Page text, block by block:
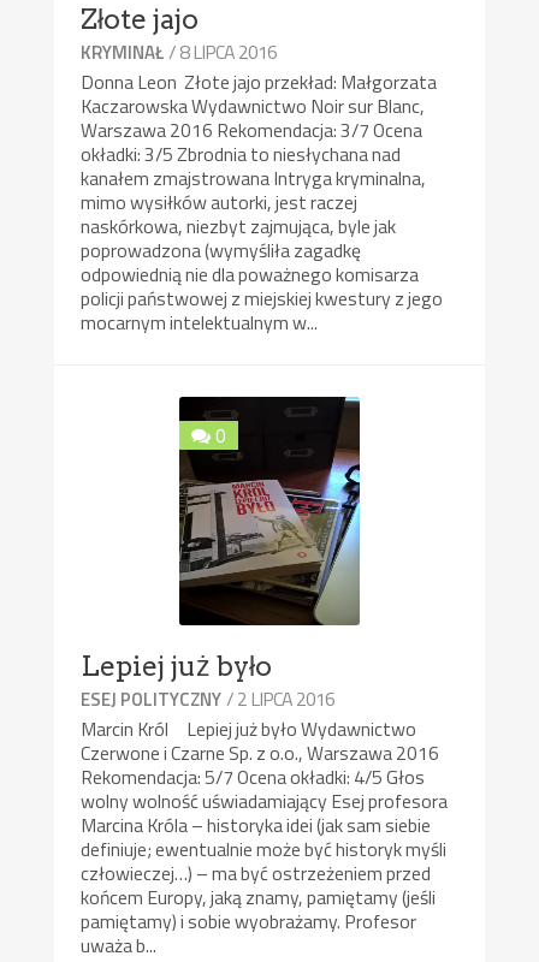
Złote jajo
KRYMINAŁ/ 8 LIPCA 2016
Donna Leon Złote jajo przekład: Małgorzata
Kaczarowska Wydawnictwo Noir sur Blanc,
Warszawa 2016 Rekomendacja: 3/7 Ocena
okładki: 3/5 Zbrodnia to niesłychana nad
kanałem zmajstrowana Intryga kryminalna,
mimo wysiłków autorki, jest raczej
naskórkowa, niezbyt zajmująca, byle jak
poprowadzona (wymyśliła zagadkę
odpowiednią nie dla poważnego komisarza
policji państwowej z miejskiej kwestury z jego
mocarnym intelektualnym w...
0
Lepiej już było
ESEJ POLITYCZNY/ 2 LIPCA 2016
Marcin Król Lepiej już było Wydawnictwo
Czerwone i Czarne Sp. z o.o., Warszawa 2016
Rekomendacja: 5/7 Ocena okładki: 4/5 Głos
wolny wolność uświadamiający Esej profesora
Marcina Króla – historyka idei (jak sam siebie
definiuje; ewentualnie może być historyk myśli
człowieczej…) – ma być ostrzeżeniem przed
końcem Europy, jaką znamy, pamiętamy (jeśli
pamiętamy) i sobie wyobrażamy. Profesor
uważa b...